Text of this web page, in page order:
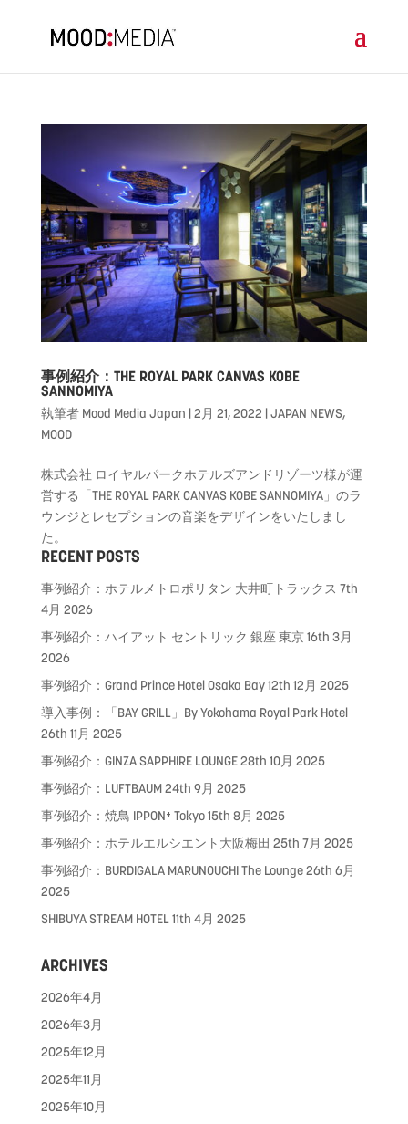
事例紹介：THE ROYAL PARK CANVAS KOBE
SANNOMIYA
執筆者 Mood Media Japan |2月 21, 2022 |JAPAN NEWS,
MOOD
株式会社 ロイヤルパークホテルズアンドリゾーツ様が運
営する「THE ROYAL PARK CANVAS KOBE SANNOMIYA」のラ
ウンジとレセプションの音楽をデザインをいたしまし
た。
RECENT POSTS
事例紹介：ホテルメトロポリタン 大井町トラックス 7th
4月 2026
事例紹介：ハイアット セントリック 銀座 東京16th 3月
2026
事例紹介：Grand Prince Hotel Osaka Bay12th 12月 2025
導入事例：「BAY GRILL」By Yokohama Royal Park Hotel
26th 11月 2025
事例紹介：GINZA SAPPHIRE LOUNGE28th 10月 2025
事例紹介：LUFTBAUM24th 9月 2025
事例紹介：焼鳥 IPPON⁺ Tokyo15th 8月 2025
事例紹介：ホテルエルシエント大阪梅田 25th 7月 2025
事例紹介：BURDIGALA MARUNOUCHI The Lounge26th 6月
2025
SHIBUYA STREAM HOTEL11th 4月 2025
ARCHIVES
2026年4月
2026年3月
2025年12月
2025年11月
2025年10月